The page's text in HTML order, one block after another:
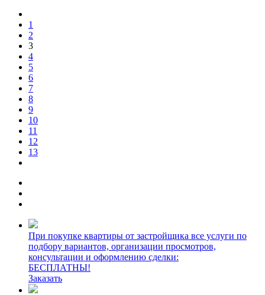
1
2
3
4
5
6
7
8
9
10
11
12
13
При покупке квартиры от застройщика все услуги по
подбору вариантов, организации просмотров,
консультации и оформлению сделки:
БЕСПЛАТНЫ!
Заказать